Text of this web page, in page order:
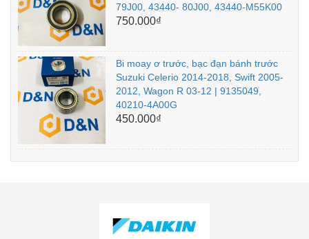
79J00, 43440- 80J00, 43440-M55K00
750.000₫
Bi moay ơ trước, bạc đạn bánh trước
Suzuki Celerio 2014-2018, Swift 2005-
2012, Wagon R 03-12 | 9135049,
40210-4A00G
450.000₫